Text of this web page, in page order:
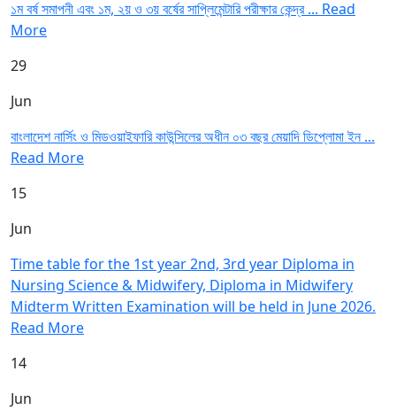
১ম বর্ষ সমাপনী এবং ১ম, ২য় ও ৩য় বর্ষের সাপ্লিমেন্টারি পরীক্ষার কেন্দ্র ... Read
More
29
Jun
বাংলাদেশ নার্সিং ও মিডওয়াইফারি কাউন্সিলের অধীন ০৩ বছর মেয়াদি ডিপ্লোমা ইন ...
Read More
15
Jun
Time table for the 1st year 2nd, 3rd year Diploma in
Nursing Science & Midwifery, Diploma in Midwifery
Midterm Written Examination will be held in June 2026.
Read More
14
Jun